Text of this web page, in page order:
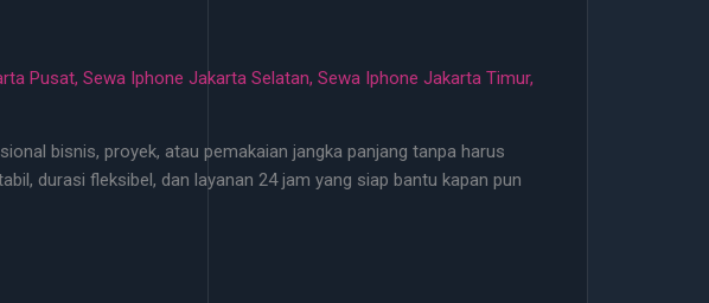
Pusat, Sewa Iphone Jakarta Selatan, Sewa Iphone Jakarta Timur,
bisnis, proyek, atau pemakaian jangka panjang tanpa harus
durasi fleksibel, dan layanan 24 jam yang siap bantu kapan pun